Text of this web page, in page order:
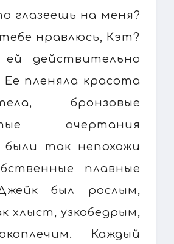
глазеешь на меня?
нравлюсь, Кэт?
действительно
Ее пленяла красота
бронзовые
очертания
были так непохожи
плавные
был рослым,
хлыст, узкобедрым,
Каждый